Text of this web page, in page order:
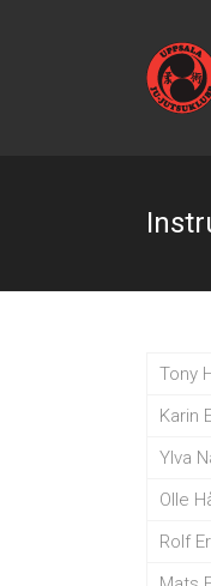
Tony
Karin
Ylva
Olle
Rolf